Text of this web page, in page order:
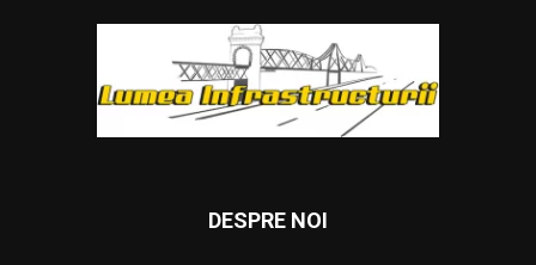
DESPRE NOI